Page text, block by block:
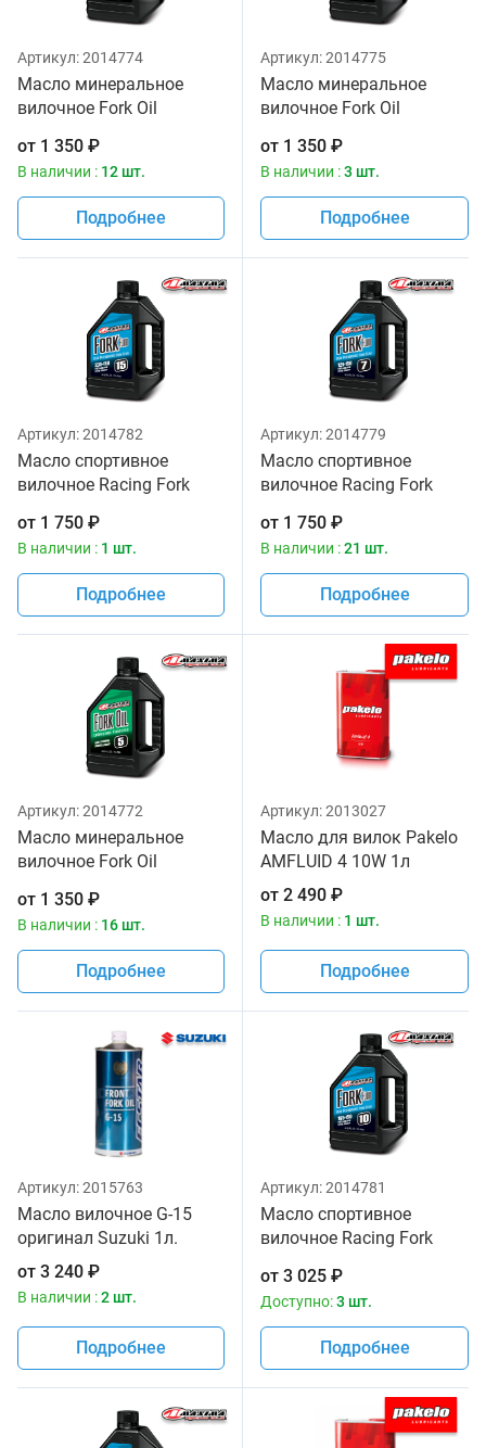
Артикул:2014774
Масло минеральное
вилочное Fork Oil
Maxima 1 литр
от 1 350 ₽
В наличии : 12 шт.
Подробнее
Артикул:2014775
Масло минеральное
вилочное Fork Oil
Maxima 1 литр
от 1 350 ₽
В наличии :3 шт.
Подробнее
Артикул:2014782
Масло спортивное
вилочное Racing Fork
Maxima 1 литр
от 1 750 ₽
В наличии : 1 шт.
Подробнее
Артикул:2014779
Масло спортивное
вилочное Racing Fork
1 литр
от 1 750 ₽
В наличии :21 шт.
Подробнее
Артикул:2014772
Масло минеральное
вилочное Fork Oil
Maxima 1 литр
от 1 350 ₽
В наличии : 16 шт.
Подробнее
Артикул:2013027
Масло для вилок Pakelo
AMFLUID 4 10W 1л
от 2 490 ₽
В наличии : 1 шт.
Подробнее
Артикул:2015763
Масло вилочное G-15
оригинал Suzuki 1л.
от 3 240 ₽
В наличии :2 шт.
Подробнее
Артикул:2014781
Масло спортивное
вилочное Racing Fork
Maxima 1 литр
от 3 025 ₽
Доступно:3 шт.
Подробнее